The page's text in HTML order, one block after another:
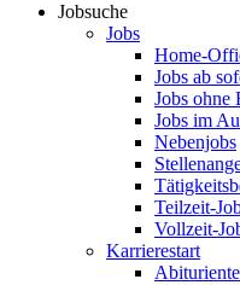
Jobsuche
Jobs
Home-
Jobs ab
Jobs ohne
Jobs im
Nebenjobs
Teilzeit-
Vollzeit-
Karrierestart